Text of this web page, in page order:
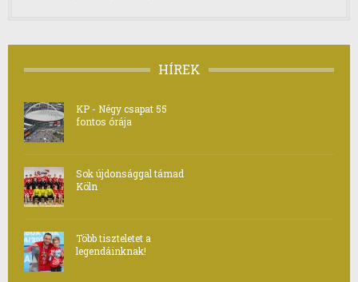
HÍREK
KP - Négy csapat 55
fontos órája
Sok újdonsággal támad
Köln
Több tiszteletet a
legendáinknak!